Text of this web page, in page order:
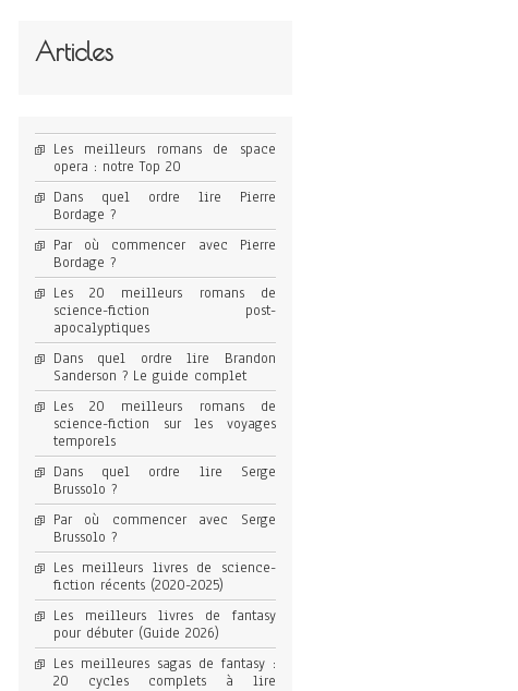
Articles
Les meilleurs romans de space
opera : notre Top 20
Dans quel ordre lire Pierre
Bordage ?
Par où commencer avec Pierre
Bordage ?
Les 20 meilleurs romans de
science-fiction post-
apocalyptiques
Dans quel ordre lire Brandon
Sanderson ? Le guide complet
Les 20 meilleurs romans de
science-fiction sur les voyages
temporels
Dans quel ordre lire Serge
Brussolo ?
Par où commencer avec Serge
Brussolo ?
Les meilleurs livres de science-
fiction récents (2020-2025)
Les meilleurs livres de fantasy
pour débuter (Guide 2026)
Les meilleures sagas de fantasy :
20 cycles complets à lire